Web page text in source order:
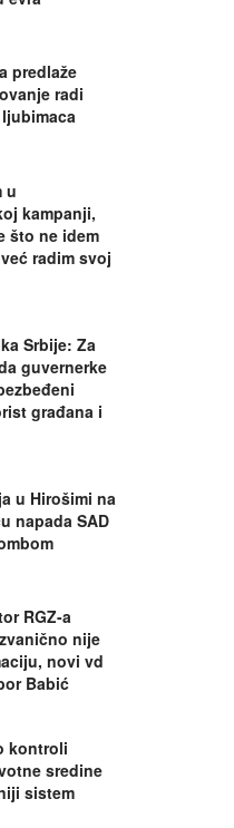
predlaže
radi
u
kampanji,
što ne idem
radim svoj
Srbije: Za
guvernerke
građana i
u Hirošimi na
napada SAD
RGZ-a
nije
novi vd
Babić
kontroli
sredine
sistem